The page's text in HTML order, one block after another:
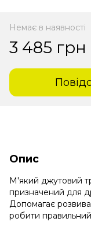
Немає в наявності
3 485 грн
Опис
М'який джутовий
призначений для
Допомагає
робити